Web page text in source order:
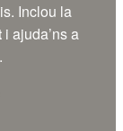
Inclou la
i ajuda’ns a